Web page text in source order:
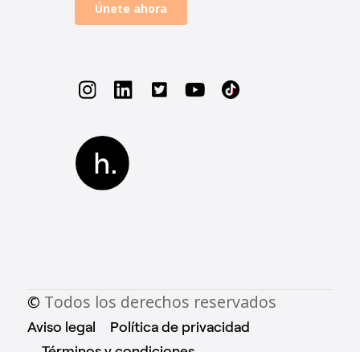
© Todos los derechos reservados
Aviso legal
Política de privacidad